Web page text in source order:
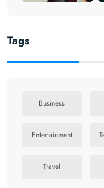
Tags
Business
Entertainment
Travel